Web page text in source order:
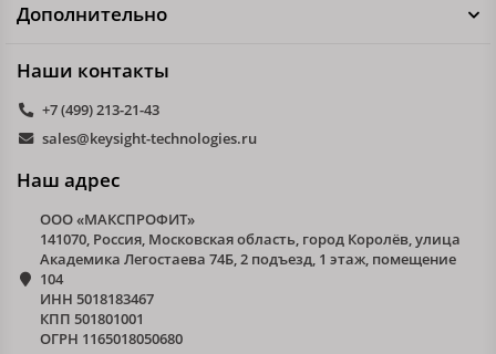
Дополнительно
Наши контакты
+7 (499) 213-21-43
sales@keysight-technologies.ru
Наш адрес
ООО «МАКСПРОФИТ»
141070, Россия, Московская область, город Королёв, улица
Академика Легостаева 74Б, 2 подъезд, 1 этаж, помещение
104
ИНН 5018183467
КПП 501801001
ОГРН 1165018050680